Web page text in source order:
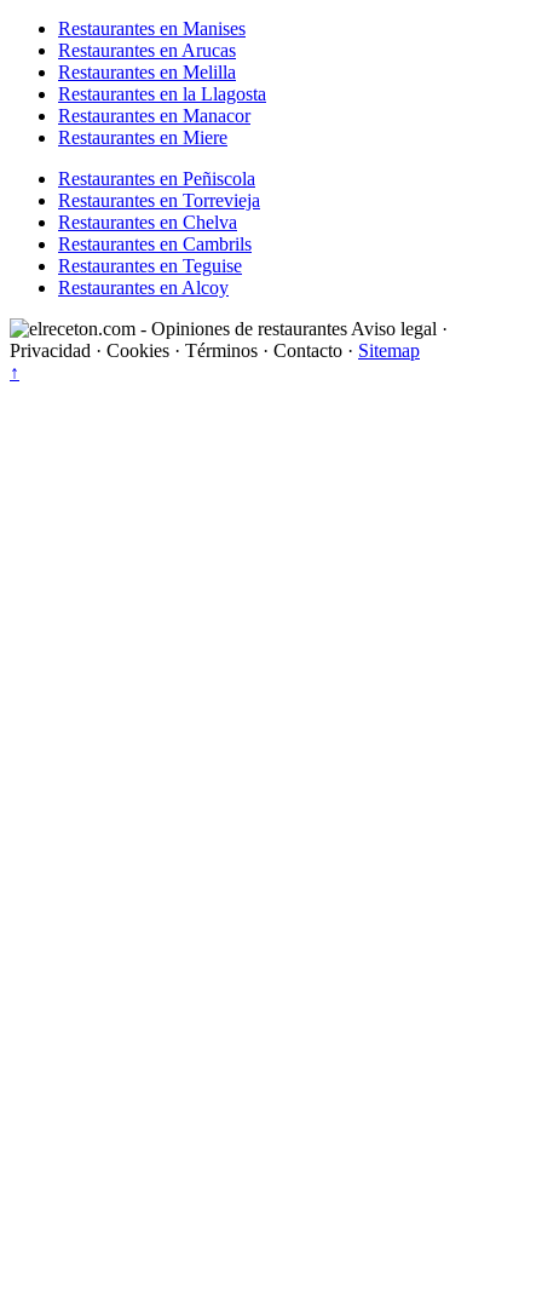
Restaurantes en Manises
Restaurantes en Arucas
Restaurantes en Melilla
Restaurantes en la Llagosta
Restaurantes en Manacor
Restaurantes en Miere
Restaurantes en Peñiscola
Restaurantes en Torrevieja
Restaurantes en Chelva
Restaurantes en Cambrils
Restaurantes en Teguise
Restaurantes en Alcoy
Aviso legal ·
Privacidad · Cookies · Términos · Contacto · Sitemap
↑